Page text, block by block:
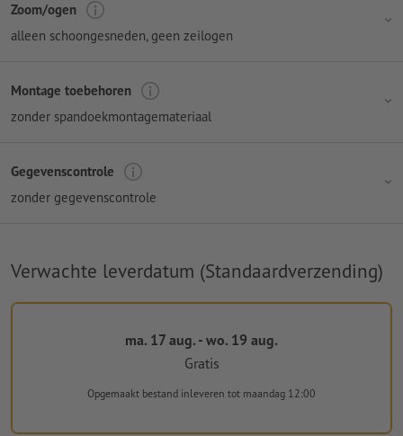
Zoom/ogen
alleen schoongesneden, geen zeilogen
Montage toebehoren
zonder spandoekmontagemateriaal
Gegevenscontrole
zonder gegevenscontrole
Verwachte leverdatum (Standaardverzending)
ma. 17 aug. - wo. 19 aug.
Gratis
Opgemaakt bestand inleveren tot maandag 12:00